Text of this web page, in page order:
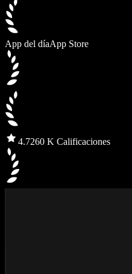
App del díaApp Store
4.7260 K Calificaciones